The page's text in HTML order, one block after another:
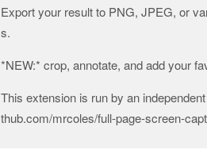
Export your result to PNG, JPEG, or
s.
*NEW:* crop, annotate, and add your
This extension is run by an
thub.com/mrcoles/full-page-screen-